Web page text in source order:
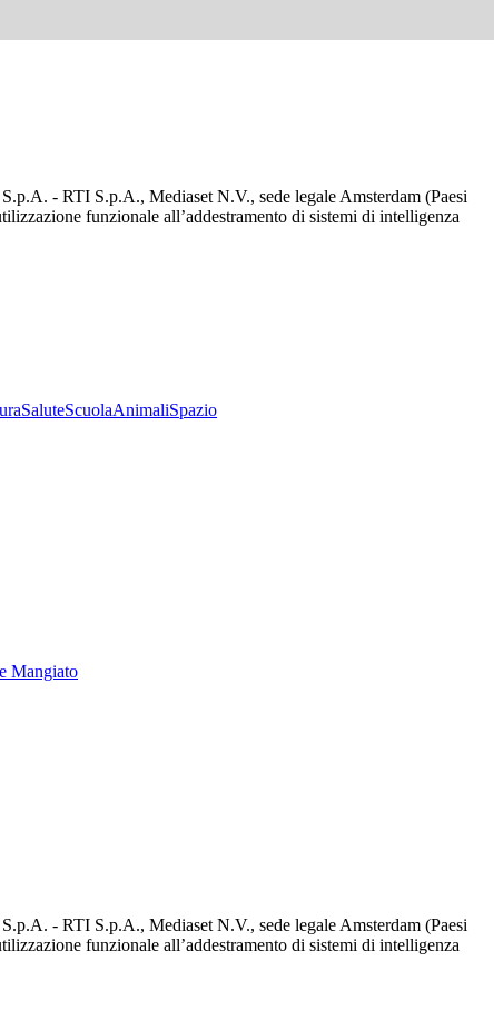
- RTI S.p.A., Mediaset N.V., sede legale Amsterdam (Paesi
funzionale all’addestramento di sistemi di intelligenza
SaluteScuolaAnimaliSpazio
Mangiato
- RTI S.p.A., Mediaset N.V., sede legale Amsterdam (Paesi
funzionale all’addestramento di sistemi di intelligenza